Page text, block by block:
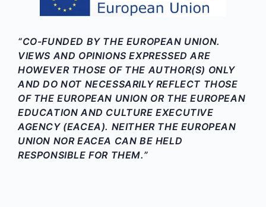
“CO-FUNDED BY THE EUROPEAN UNION.
VIEWS AND OPINIONS EXPRESSED ARE
HOWEVER THOSE OF THE AUTHOR(S) ONLY
AND DO NOT NECESSARILY REFLECT THOSE
OF THE EUROPEAN UNION OR THE EUROPEAN
EDUCATION AND CULTURE EXECUTIVE
AGENCY (EACEA). NEITHER THE EUROPEAN
UNION NOR EACEA CAN BE HELD
RESPONSIBLE FOR THEM.”